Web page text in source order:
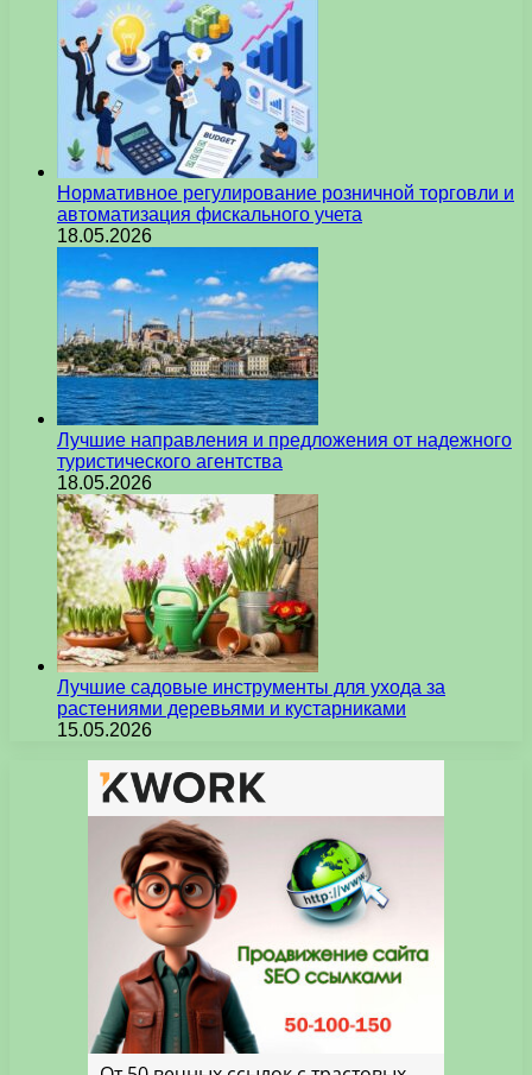
Нормативное регулирование розничной торговли и
автоматизация фискального учета
18.05.2026
Лучшие направления и предложения от надежного
туристического агентства
18.05.2026
Лучшие садовые инструменты для ухода за
растениями деревьями и кустарниками
15.05.2026